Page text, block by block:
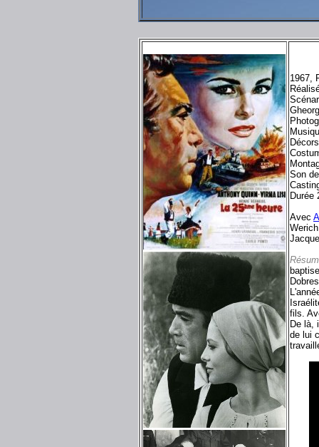
1967,
Son
Durée
Avec
fils.
De là,
de lui